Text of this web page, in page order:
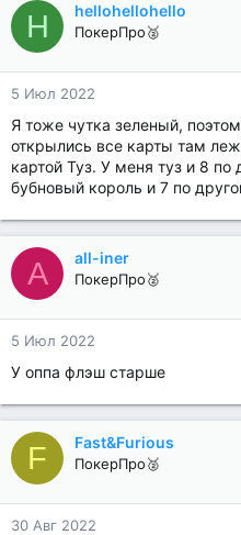
H hellohellohello
ПокерПро🥈
5 Июл 2022
Я тоже чутка зеленый,
открылись все карты там
картой Туз. У меня туз и 8 по
бубновый король и 7 по
A all-iner
ПокерПро🥈
5 Июл 2022
У оппа флэш старше
F Fast&Furious
ПокерПро🥈
30 Авг 2022